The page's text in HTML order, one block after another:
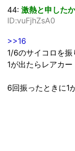
44: 激熱と申したか
ID:vuFjhZsA0
>>16
1/6のサイコロを振
1が出たらレアカ
6回振ったときに1